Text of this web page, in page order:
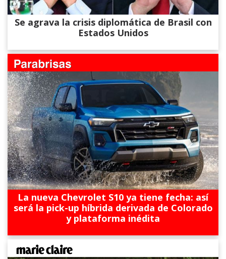
Se agrava la crisis diplomática de Brasil con
Estados Unidos
La nueva Chevrolet S10 ya tiene fecha: así
será la pick-up híbrida derivada de Colorado
y plataforma inédita